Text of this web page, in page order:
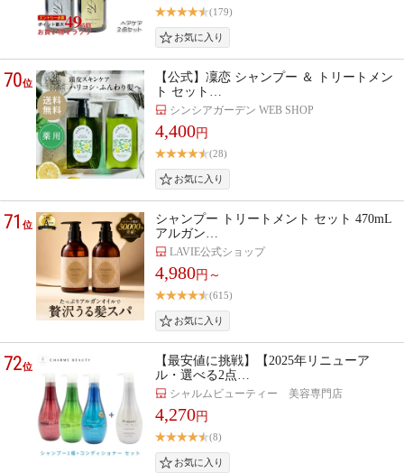
(179)
70位
【公式】凜恋 シャンプー ＆ トリートメン
ト セット…
シンシアガーデン WEB SHOP
4,400円
(28)
71位
シャンプー トリートメント セット 470mL
アルガン…
LAVIE公式ショップ
4,980円～
(615)
72位
【最安値に挑戦】【2025年リニューア
ル・選べる2点…
シャルムビューティー 美容専門店
4,270円
(8)